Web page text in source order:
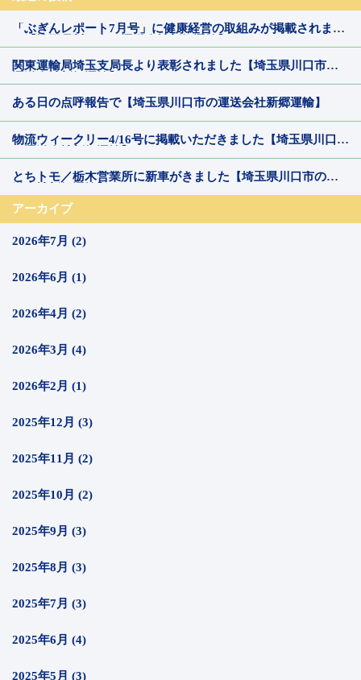
「ぶぎんレポート7月号」に健康経営の取組みが掲載されまし
関東運輸局埼玉支局長より表彰されました【埼玉県川口市の
ある日の点呼報告で【埼玉県川口市の運送会社新郷運輸】
物流ウィークリー4/16号に掲載いただきました【埼玉県川口市
とちトモ／栃木営業所に新車がきました【埼玉県川口市の運
アーカイブ
2026年7月 (2)
2026年6月 (1)
2026年4月 (2)
2026年3月 (4)
2026年2月 (1)
2025年12月 (3)
2025年11月 (2)
2025年10月 (2)
2025年9月 (3)
2025年8月 (3)
2025年7月 (3)
2025年6月 (4)
2025年5月 (3)